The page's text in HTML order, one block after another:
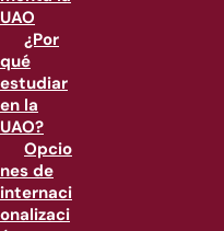
UAO
¿Por
qué
estudiar
en la
UAO?
Opcio
nes de
internaci
onalizaci